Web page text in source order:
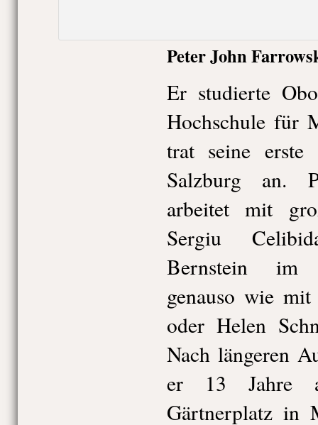
Peter John
Er studierte
Hochschule für
trat seine erste
Salzburg an.
arbeitet mit
Sergiu
Bernstein im
genauso wie
oder Helen
Nach längeren
er 13 Jahre
Gärtnerplatz in